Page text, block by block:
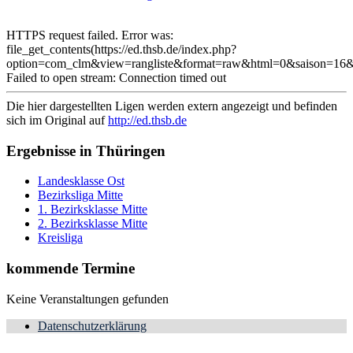
HTTPS request failed. Error was:
file_get_contents(https://ed.thsb.de/index.php?
Failed to open stream: Connection timed out
Die hier dargestellten Ligen werden extern angezeigt und befinden
sich im Original aufhttp://ed.thsb.de
Ergebnisse in Thüringen
Landesklasse Ost
Bezirksliga Mitte
1. Bezirksklasse Mitte
2. Bezirksklasse Mitte
Kreisliga
kommende Termine
Keine Veranstaltungen gefunden
Datenschutzerklärung